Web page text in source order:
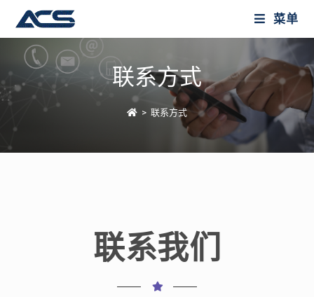
菜单
联系方式
> 联系方式
联系我们